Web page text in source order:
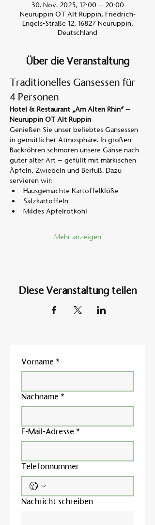
30. Nov. 2025, 12:00 – 20:00
Neuruppin OT Alt Ruppin, Friedrich-
Engels-Straße 12, 16827 Neuruppin,
Deutschland
Über die Veranstaltung
Traditionelles Gansessen für
4 Personen
Hotel & Restaurant „Am Alten Rhin“ –
Neuruppin OT Alt Ruppin
Genießen Sie unser beliebtes Gansessen
in gemütlicher Atmosphäre. In großen
Backröhren schmoren unsere Gänse nach
guter alter Art – gefüllt mit märkischen
Äpfeln, Zwiebeln und Beifuß. Dazu
servieren wir:
Hausgemachte Kartoffelklöße
Salzkartoffeln
Mildes Apfelrotkohl
Mehr anzeigen
Diese Veranstaltung teilen
Vorname *
Nachname *
E-Mail-Adresse *
Telefonnummer
Nachricht schreiben